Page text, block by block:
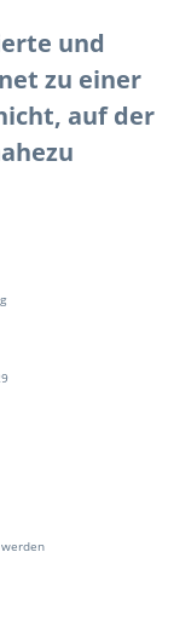
und
zu einer
auf der